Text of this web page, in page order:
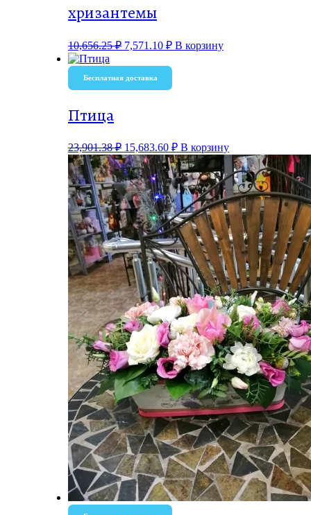
хризантемы
10,656.25₽ 7,571.10 ₽ В корзину
Бесплатная доставка
Птица
23,901.38₽ 15,683.60 ₽ В корзину